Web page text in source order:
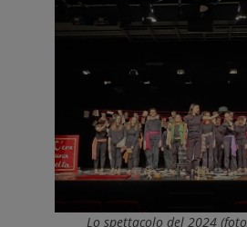
Lo spettacolo del 2024